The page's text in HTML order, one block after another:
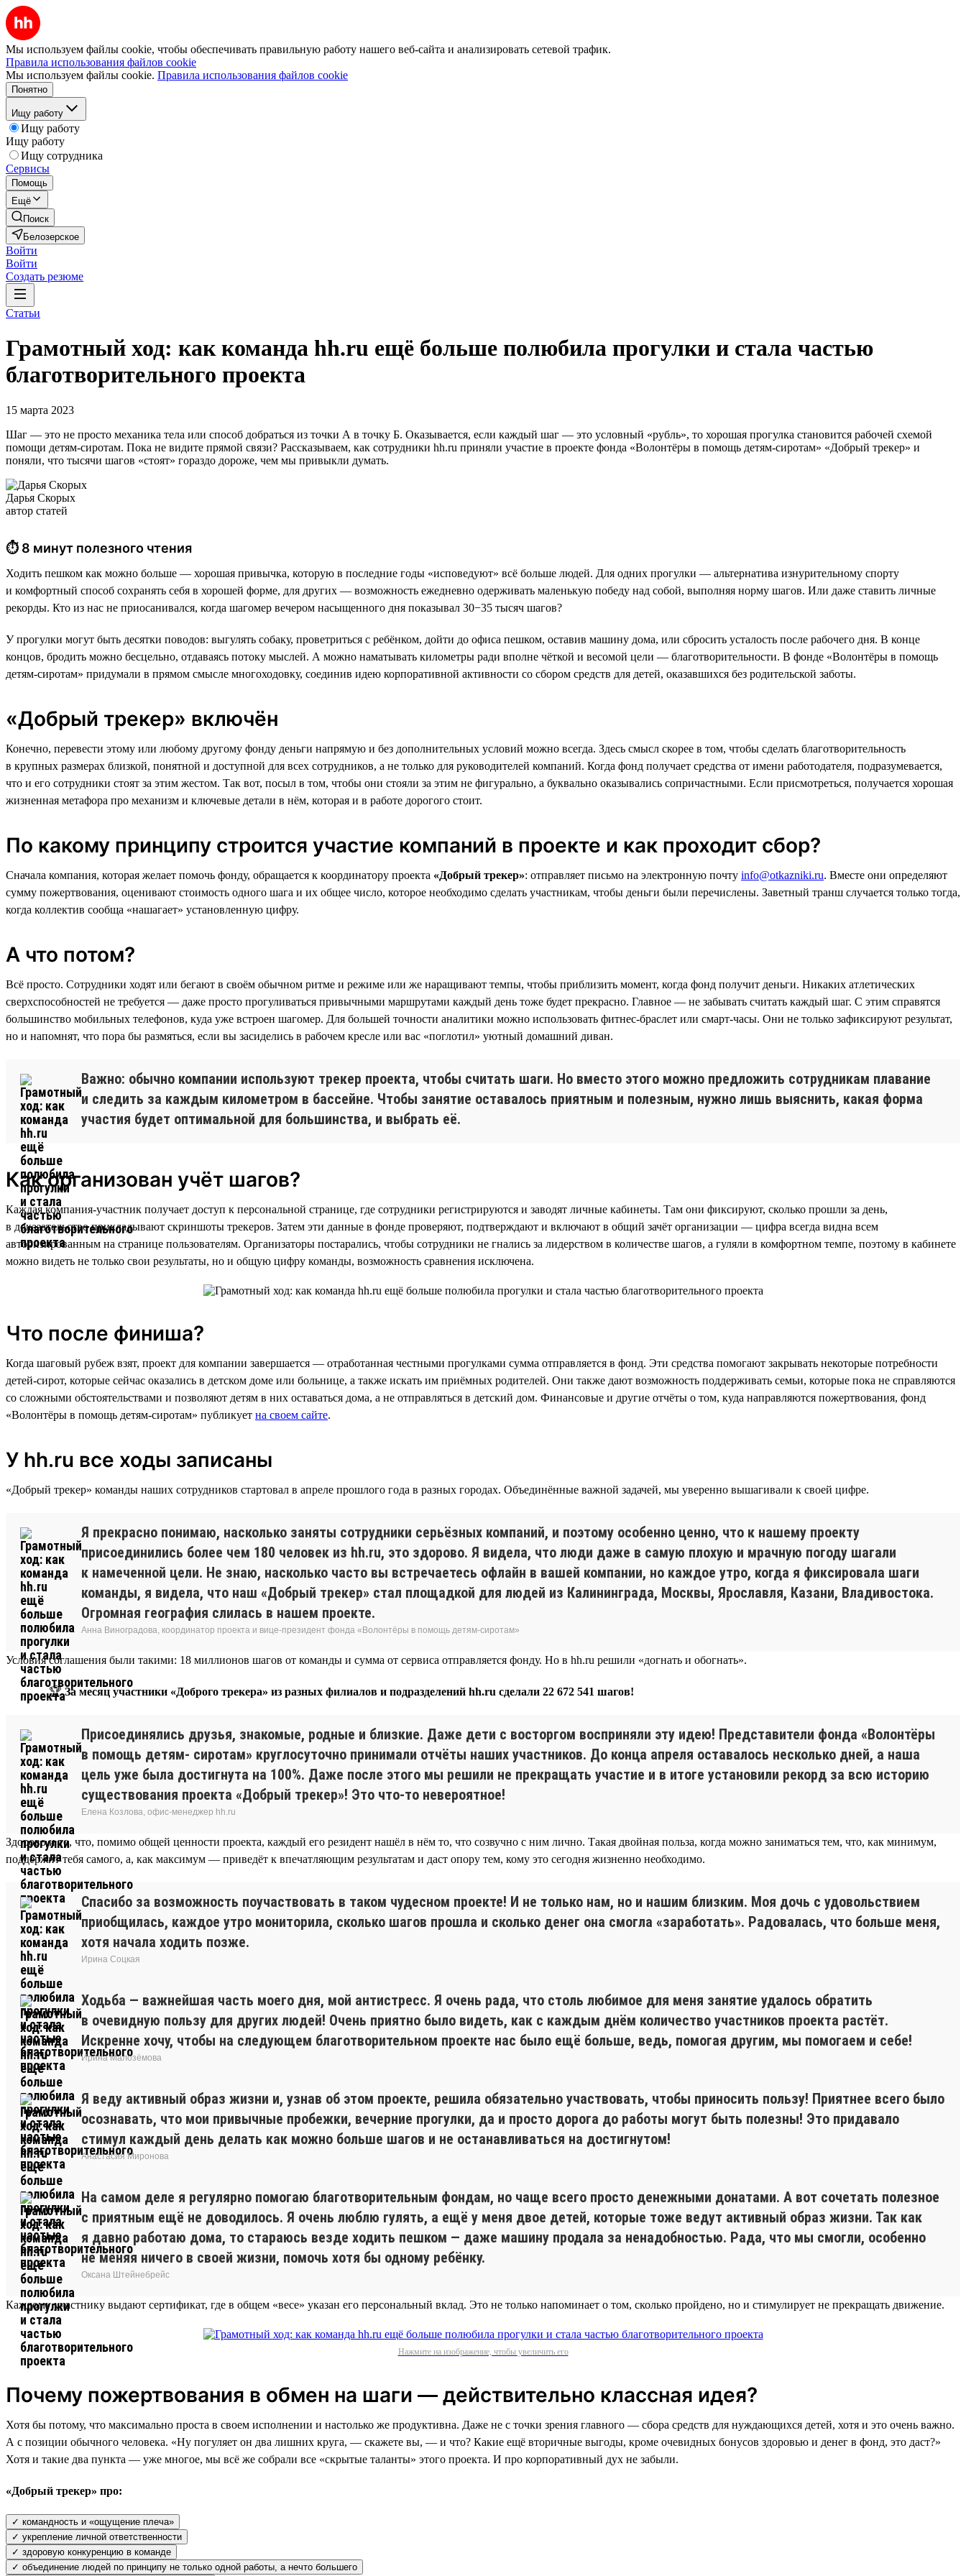
Мы используем файлы cookie, чтобы обеспечивать правильную работу нашего веб-сайта и анализировать сетевой трафик.
Правила использования файлов cookie
Мы используем файлы cookie. Правила использования файлов cookie
Понятно
Ищу работу
Ищу работу
Ищу работу
Ищу сотрудника
Сервисы
Помощь
Ещё
Поиск
Белозерское
Войти
Войти
Создать резюме
Статьи
Грамотный ход: как команда hh.ru ещё больше полюбила прогулки и стала частью
благотворительного проекта
15 марта 2023
Шаг — это не просто механика тела или способ добраться из точки А в точку Б. Оказывается, если каждый шаг — это условный «рубль», то хорошая прогулка становится рабочей схемой
помощи детям-сиротам. Пока не видите прямой связи? Рассказываем, как сотрудники hh.ru приняли участие в проекте фонда «Волонтёры в помощь детям-сиротам» «Добрый трекер» и
поняли, что тысячи шагов «стоят» гораздо дороже, чем мы привыкли думать.
Дарья Скорых
автор статей
⏱ 8 минут полезного чтения
Ходить пешком как можно больше — хорошая привычка, которую в последние годы «исповедуют» всё больше людей. Для одних прогулки — альтернатива изнурительному спорту
и комфортный способ сохранять себя в хорошей форме, для других — возможность ежедневно одерживать маленькую победу над собой, выполняя норму шагов. Или даже ставить личные
рекорды. Кто из нас не приосанивался, когда шагомер вечером насыщенного дня показывал 30−35 тысяч шагов?
У прогулки могут быть десятки поводов: выгулять собаку, проветриться с ребёнком, дойти до офиса пешком, оставив машину дома, или сбросить усталость после рабочего дня. В конце
концов, бродить можно бесцельно, отдаваясь потоку мыслей. А можно наматывать километры ради вполне чёткой и весомой цели — благотворительности. В фонде «Волонтёры в помощь
детям-сиротам» придумали в прямом смысле многоходовку, соединив идею корпоративной активности со сбором средств для детей, оказавшихся без родительской заботы.
«Добрый трекер» включён
Конечно, перевести этому или любому другому фонду деньги напрямую и без дополнительных условий можно всегда. Здесь смысл скорее в том, чтобы сделать благотворительность
в крупных размерах близкой, понятной и доступной для всех сотрудников, а не только для руководителей компаний. Когда фонд получает средства от имени работодателя, подразумевается,
что и его сотрудники стоят за этим жестом. Так вот, посыл в том, чтобы они стояли за этим не фигурально, а буквально оказывались сопричастными. Если присмотреться, получается хорошая
жизненная метафора про механизм и ключевые детали в нём, которая и в работе дорогого стоит.
По какому принципу строится участие компаний в проекте и как проходит сбор?
Сначала компания, которая желает помочь фонду, обращается к координатору проекта «Добрый трекер»: отправляет письмо на электронную почту info@otkazniki.ru. Вместе они определяют
сумму пожертвования, оценивают стоимость одного шага и их общее число, которое необходимо сделать участникам, чтобы деньги были перечислены. Заветный транш случается только тогда,
когда коллектив сообща «нашагает» установленную цифру.
А что потом?
Всё просто. Сотрудники ходят или бегают в своём обычном ритме и режиме или же наращивают темпы, чтобы приблизить момент, когда фонд получит деньги. Никаких атлетических
сверхспособностей не требуется — даже просто прогуливаться привычными маршрутами каждый день тоже будет прекрасно. Главное — не забывать считать каждый шаг. С этим справятся
большинство мобильных телефонов, куда уже встроен шагомер. Для большей точности аналитики можно использовать фитнес-браслет или смарт-часы. Они не только зафиксируют результат,
но и напомнят, что пора бы размяться, если вы засиделись в рабочем кресле или вас «поглотил» уютный домашний диван.
Важно: обычно компании используют трекер проекта, чтобы считать шаги. Но вместо этого можно предложить сотрудникам плавание
и следить за каждым километром в бассейне. Чтобы занятие оставалось приятным и полезным, нужно лишь выяснить, какая форма
участия будет оптимальной для большинства, и выбрать её.
Как организован учёт шагов?
Каждая компания-участник получает доступ к персональной странице, где сотрудники регистрируются и заводят личные кабинеты. Там они фиксируют, сколько прошли за день,
в доказательство прикладывают скриншоты трекеров. Затем эти данные в фонде проверяют, подтверждают и включают в общий зачёт организации — цифра всегда видна всем
авторизированным на странице пользователям. Организаторы постарались, чтобы сотрудники не гнались за лидерством в количестве шагов, а гуляли в комфортном темпе, поэтому в кабинете
можно видеть не только свои результаты, но и общую цифру команды, возможность сравнения исключена.
Что после финиша?
Когда шаговый рубеж взят, проект для компании завершается — отработанная честными прогулками сумма отправляется в фонд. Эти средства помогают закрывать некоторые потребности
детей-сирот, которые сейчас оказались в детском доме или больнице, а также искать им приёмных родителей. Они также дают возможность поддерживать семьи, которые пока не справляются
со сложными обстоятельствами и позволяют детям в них оставаться дома, а не отправляться в детский дом. Финансовые и другие отчёты о том, куда направляются пожертвования, фонд
«Волонтёры в помощь детям-сиротам» публикует на своем сайте.
У hh.ru все ходы записаны
«Добрый трекер» команды наших сотрудников стартовал в апреле прошлого года в разных городах. Объединённые важной задачей, мы уверенно вышагивали к своей цифре.
Я прекрасно понимаю, насколько заняты сотрудники серьёзных компаний, и поэтому особенно ценно, что к нашему проекту
присоединились более чем 180 человек из hh.ru, это здорово. Я видела, что люди даже в самую плохую и мрачную погоду шагали
к намеченной цели. Не знаю, насколько часто вы встречаетесь офлайн в вашей компании, но каждое утро, когда я фиксировала шаги
команды, я видела, что наш «Добрый трекер» стал площадкой для людей из Калининграда, Москвы, Ярославля, Казани, Владивостока.
Огромная география слилась в нашем проекте.
Анна Виноградова, координатор проекта и вице-президент фонда «Волонтёры в помощь детям-сиротам»
Условия соглашения были такими: 18 миллионов шагов от команды и сумма от сервиса отправляется фонду. Но в hh.ru решили «догнать и обогнать».
🏆За месяц участники «Доброго трекера» из разных филиалов и подразделений hh.ru сделали 22 672 541 шагов!
Присоединялись друзья, знакомые, родные и близкие. Даже дети с восторгом восприняли эту идею! Представители фонда «Волонтёры
в помощь детям- сиротам» круглосуточно принимали отчёты наших участников. До конца апреля оставалось несколько дней, а наша
цель уже была достигнута на 100%. Даже после этого мы решили не прекращать участие и в итоге установили рекорд за всю историю
существования проекта «Добрый трекер»! Это что-то невероятное!
Елена Козлова, офис-менеджер hh.ru
Здорово и то, что, помимо общей ценности проекта, каждый его резидент нашёл в нём то, что созвучно с ним лично. Такая двойная польза, когда можно заниматься тем, что, как минимум,
поддержит тебя самого, а, как максимум — приведёт к впечатляющим результатам и даст опору тем, кому это сегодня жизненно необходимо.
Спасибо за возможность поучаствовать в таком чудесном проекте! И не только нам, но и нашим близким. Моя дочь с удовольствием
приобщилась, каждое утро мониторила, сколько шагов прошла и сколько денег она смогла «заработать». Радовалась, что больше меня,
хотя начала ходить позже.
Ирина Соцкая
Ходьба — важнейшая часть моего дня, мой антистресс. Я очень рада, что столь любимое для меня занятие удалось обратить
в очевидную пользу для других людей! Очень приятно было видеть, как с каждым днём количество участников проекта растёт.
Искренне хочу, чтобы на следующем благотворительном проекте нас было ещё больше, ведь, помогая другим, мы помогаем и себе!
Ирина Малозёмова
Я веду активный образ жизни и, узнав об этом проекте, решила обязательно участвовать, чтобы приносить пользу! Приятнее всего было
осознавать, что мои привычные пробежки, вечерние прогулки, да и просто дорога до работы могут быть полезны! Это придавало
стимул каждый день делать как можно больше шагов и не останавливаться на достигнутом!
Анастасия Миронова
На самом деле я регулярно помогаю благотворительным фондам, но чаще всего просто денежными донатами. А вот сочетать полезное
с приятным ещё не доводилось. Я очень люблю гулять, а ещё у меня двое детей, которые тоже ведут активный образ жизни. Так как
я давно работаю дома, то стараюсь везде ходить пешком — даже машину продала за ненадобностью. Рада, что мы смогли, особенно
не меняя ничего в своей жизни, помочь хотя бы одному ребёнку.
Оксана Штейнебрейс
Каждому участнику выдают сертификат, где в общем «весе» указан его персональный вклад. Это не только напоминает о том, сколько пройдено, но и стимулирует не прекращать движение.
Нажмите на изображение, чтобы увеличить его
Почему пожертвования в обмен на шаги — действительно классная идея?
Хотя бы потому, что максимально проста в своем исполнении и настолько же продуктивна. Даже не с точки зрения главного — сбора средств для нуждающихся детей, хотя и это очень важно.
А с позиции обычного человека. «Ну погуляет он два лишних круга, — скажете вы, — и что? Какие ещё вторичные выгоды, кроме очевидных бонусов здоровью и денег в фонд, это даст?»
Хотя и такие два пункта — уже многое, мы всё же собрали все «скрытые таланты» этого проекта. И про корпоративный дух не забыли.
«Добрый трекер» про:
✓ командность и «ощущение плеча»
✓ укрепление личной ответственности
✓ здоровую конкуренцию в команде
✓ объединение людей по принципу не только одной работы, а нечто большего